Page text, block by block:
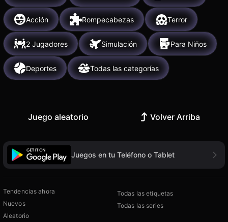
Acción Rompecabezas Terror
2 Jugadores Simulación Para Niños
Deportes Todas las categorías
Juego aleatorio Volver Arriba
Juegos en tu Teléfono o Tablet
Tendencias ahora
Nuevos
Aleatorio
Todas las etiquetas
Todas las series